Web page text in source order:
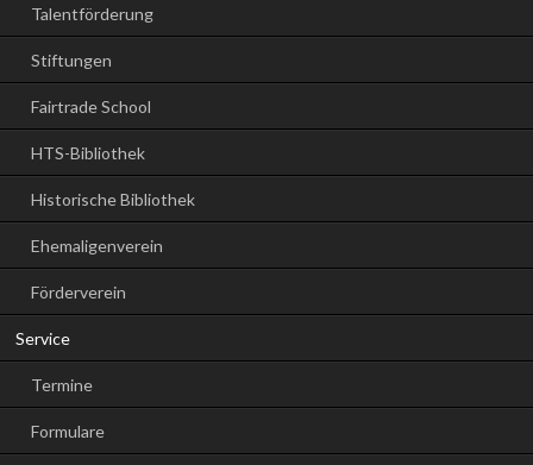
Talentförderung
Stiftungen
Fairtrade School
HTS-Bibliothek
Historische Bibliothek
Ehemaligenverein
Förderverein
Service
Termine
Formulare